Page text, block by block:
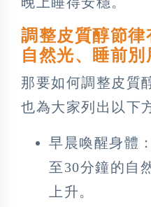
調整皮質醇節
自然光、睡前別
那要如何調整皮質
也為大家列出以下
早晨喚醒身體
至30分鐘的自
上升。